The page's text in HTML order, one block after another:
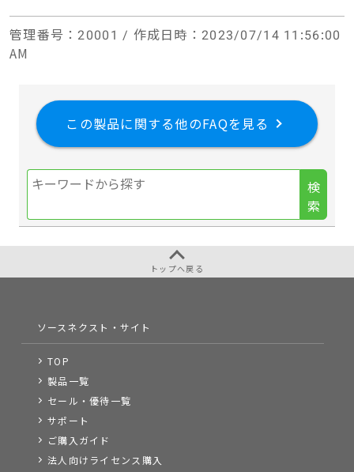
管理番号 ：20001 / 作成日時 ：2023/07/14 11:56:00
AM
この製品に関する他のFAQを見る
検
索
トップへ戻る
ソースネクスト・サイト
TOP
製品一覧
セール・優待一覧
サポート
ご購入ガイド
法人向けライセンス購入